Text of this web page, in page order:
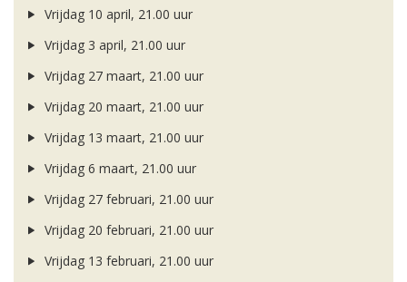
Vrijdag 10 april, 21.00 uur
Vrijdag 3 april, 21.00 uur
Vrijdag 27 maart, 21.00 uur
Vrijdag 20 maart, 21.00 uur
Vrijdag 13 maart, 21.00 uur
Vrijdag 6 maart, 21.00 uur
Vrijdag 27 februari, 21.00 uur
Vrijdag 20 februari, 21.00 uur
Vrijdag 13 februari, 21.00 uur